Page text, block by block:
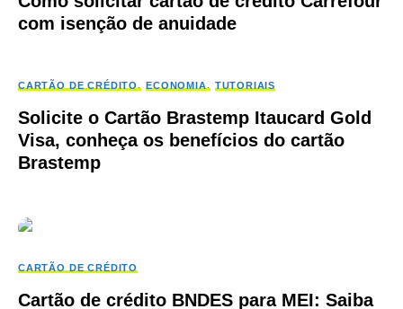
com isenção de anuidade
CARTÃO DE CRÉDITO ECONOMIA TUTORIAIS
Solicite o Cartão Brastemp Itaucard Gold
Visa, conheça os benefícios do cartão
Brastemp
CARTÃO DE CRÉDITO
Cartão de crédito BNDES para MEI: Saiba